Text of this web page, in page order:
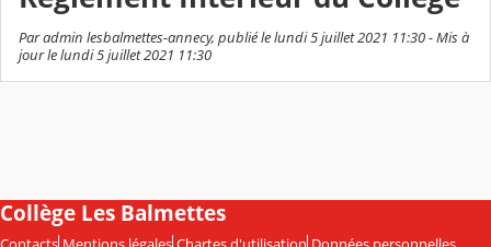
Par admin lesbalmettes-annecy, publié le lundi 5 juillet 2021 11:30 - Mis à
jour le lundi 5 juillet 2021 11:30
Collège Les Balmettes